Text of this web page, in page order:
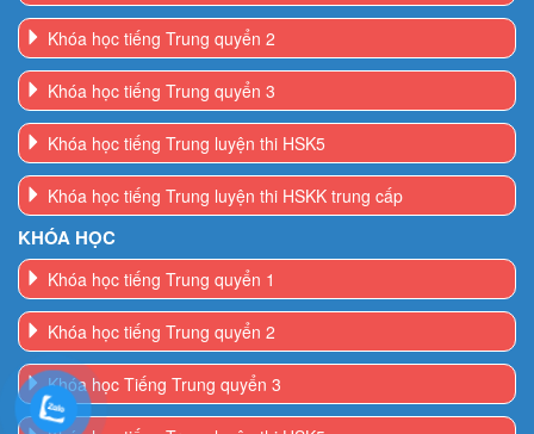
Khóa học tiếng Trung quyển 3
Khóa học tiếng Trung luyện thi HSK5
Khóa học tiếng Trung luyện thi HSKK trung cấp
KHÓA HỌC
Khóa học tiếng Trung quyển 1
Khóa học tiếng Trung quyển 2
Khóa học Tiếng Trung quyển 3
Khóa học tiếng Trung luyện thi HSK5
Khóa học tiếng Trung luyện thi HSK6